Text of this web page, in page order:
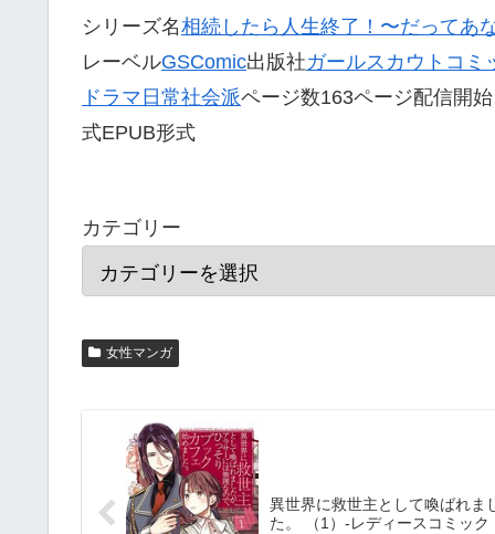
シリーズ名相続したら人生終了！〜だってあ
レーベルGSComic出版社ガールスカウトコミ
ドラマ 日常社会派ページ数163ページ配信開
式EPUB形式
カテゴリー
女性マンガ
異世界に救世主として喚ばれま
た。 （1）-レディースコミック